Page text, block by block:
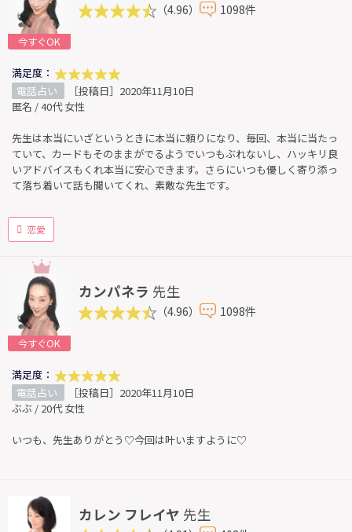
今すぐOK
（4.96） 1098件
満足度：
電話占い
［投稿日］2020年11月10日
匿名 / 40代 女性
先生は本当にいざというときに本当に頼りになり、毎回、本当に当たっ
ていて、カードもそのままがでるようでいつもぶれないし、ハッキリ良
いアドバイスもくれ本当に安心できます。さらにいつも優しく寄り添っ
て落ち着いて話も聞いてくれ、素敵な先生です。
恋愛
今すぐOK
カンパネラ 先生
（4.96） 1098件
満足度：
電話占い
［投稿日］2020年11月10日
ぶぶ / 20代 女性
いつも、先生ありがとう♡今回は叶いますように♡
カレン フレイヤ 先生